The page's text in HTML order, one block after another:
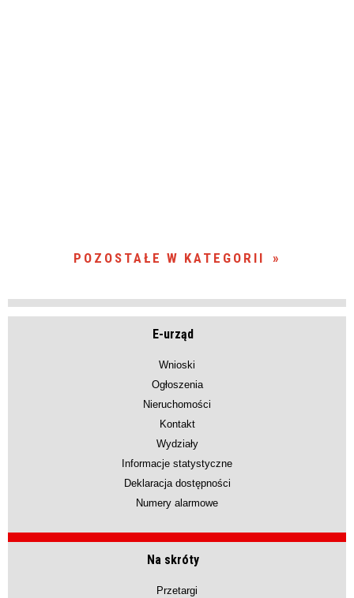
POZOSTAŁE W KATEGORII
E-urząd
Wnioski
Ogłoszenia
Nieruchomości
Kontakt
Wydziały
Informacje statystyczne
Deklaracja dostępności
Numery alarmowe
Na skróty
Przetargi